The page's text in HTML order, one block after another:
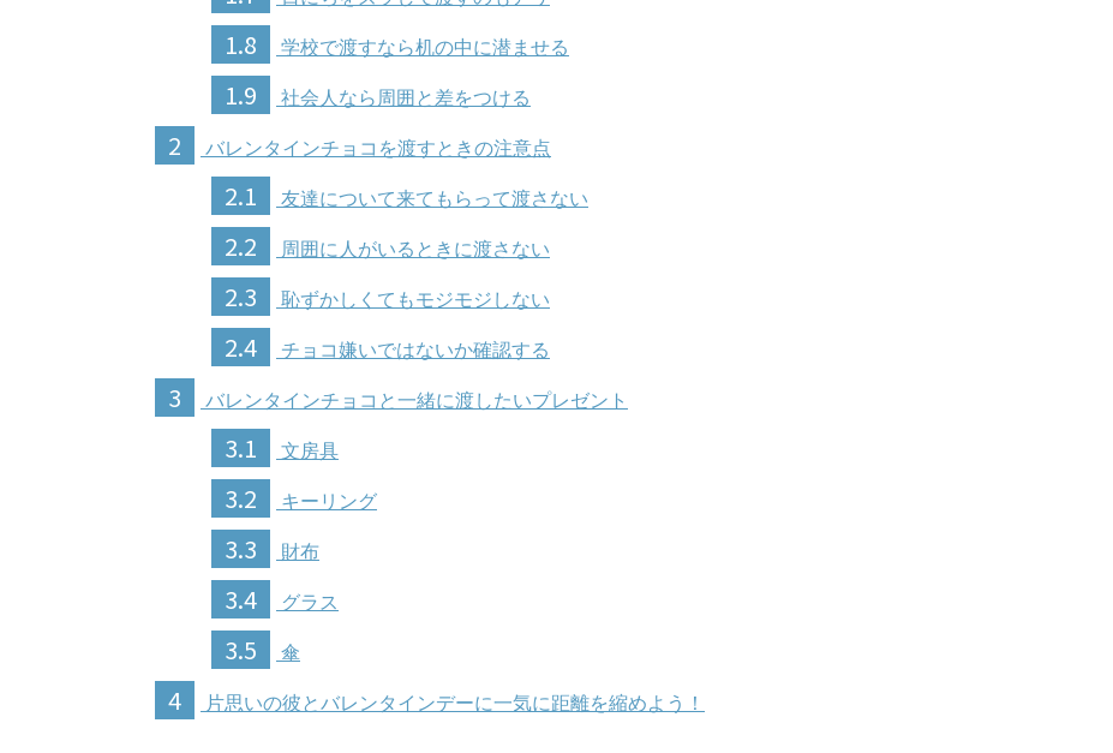
1.8 学校で渡すなら机の中に潜ませる
1.9 社会人なら周囲と差をつける
2 バレンタインチョコを渡すときの注意点
2.1 友達について来てもらって渡さない
2.2 周囲に人がいるときに渡さない
2.3 恥ずかしくてもモジモジしない
2.4 チョコ嫌いではないか確認する
3 バレンタインチョコと一緒に渡したいプレゼント
3.1 文房具
3.2 キーリング
3.3 財布
3.4 グラス
3.5 傘
4 片思いの彼とバレンタインデーに一気に距離を縮めよう！